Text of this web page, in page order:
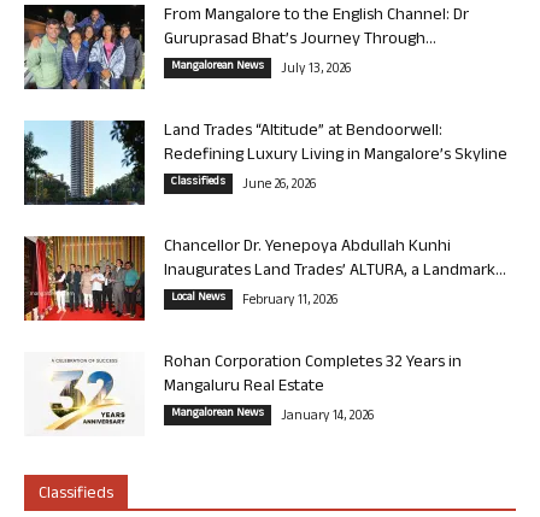
From Mangalore to the English Channel: Dr
Guruprasad Bhat’s Journey Through...
Mangalorean News July 13, 2026
Land Trades “Altitude” at Bendoorwell:
Redefining Luxury Living in Mangalore’s Skyline
Classifieds June 26, 2026
Chancellor Dr. Yenepoya Abdullah Kunhi
Inaugurates Land Trades’ ALTURA, a Landmark...
Local News February 11, 2026
Rohan Corporation Completes 32 Years in
Mangaluru Real Estate
Mangalorean News January 14, 2026
Classifieds